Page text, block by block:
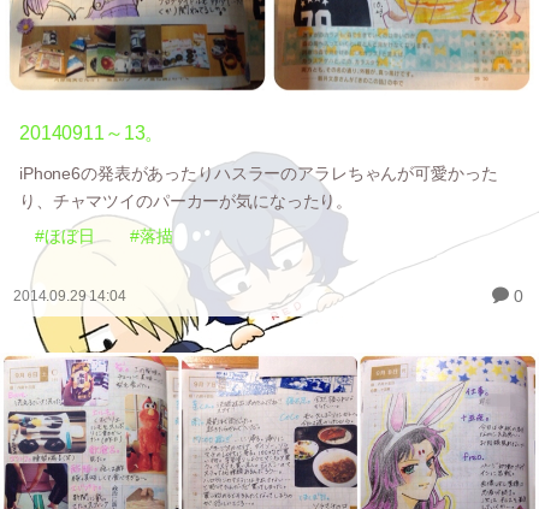
20140911～13。
iPhone6の発表があったりハスラーのアラレちゃんが可愛かった
り、チャマツイのパーカーが気になったり。
#ほぼ日
#落描
2014.09.29 14:04 0